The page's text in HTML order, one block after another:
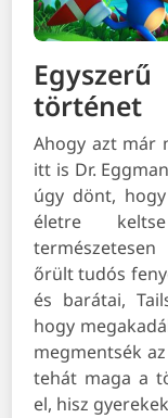
történet
Ahogy azt már
itt is Dr.
úgy dönt,
életre
őrült tudós
és barátai,
hogy
megmentsék
tehát maga a
el, hisz